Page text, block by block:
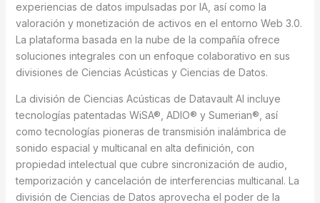
experiencias de datos impulsadas por IA, así como la
valoración y monetización de activos en el entorno Web 3.0.
La plataforma basada en la nube de la compañía ofrece
soluciones integrales con un enfoque colaborativo en sus
divisiones de Ciencias Acústicas y Ciencias de Datos.
La división de Ciencias Acústicas de Datavault AI incluye
tecnologías patentadas WiSA®, ADIO® y Sumerian®, así
como tecnologías pioneras de transmisión inalámbrica de
sonido espacial y multicanal en alta definición, con
propiedad intelectual que cubre sincronización de audio,
temporización y cancelación de interferencias multicanal. La
división de Ciencias de Datos aprovecha el poder de la